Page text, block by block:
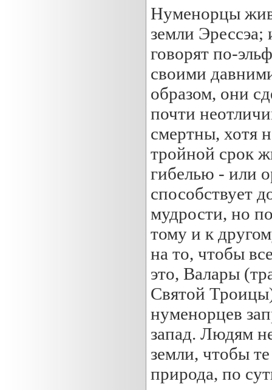
Нуменорцы
земли
говорят по-
своими
образом, они
почти
смертны, хотя
тройной срок
гибелью - или
способствует
мудрости, но
тому и к
на то, чтобы
это, Валары
Святой
нуменорцев
запад. Людям
земли, чтобы
природа, по